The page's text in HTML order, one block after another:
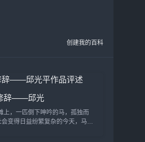
创建我的百科
辞——邱光
上，一匹倒下呻吟的马，孤独而
变得日益纷繁复杂的今天，马儿